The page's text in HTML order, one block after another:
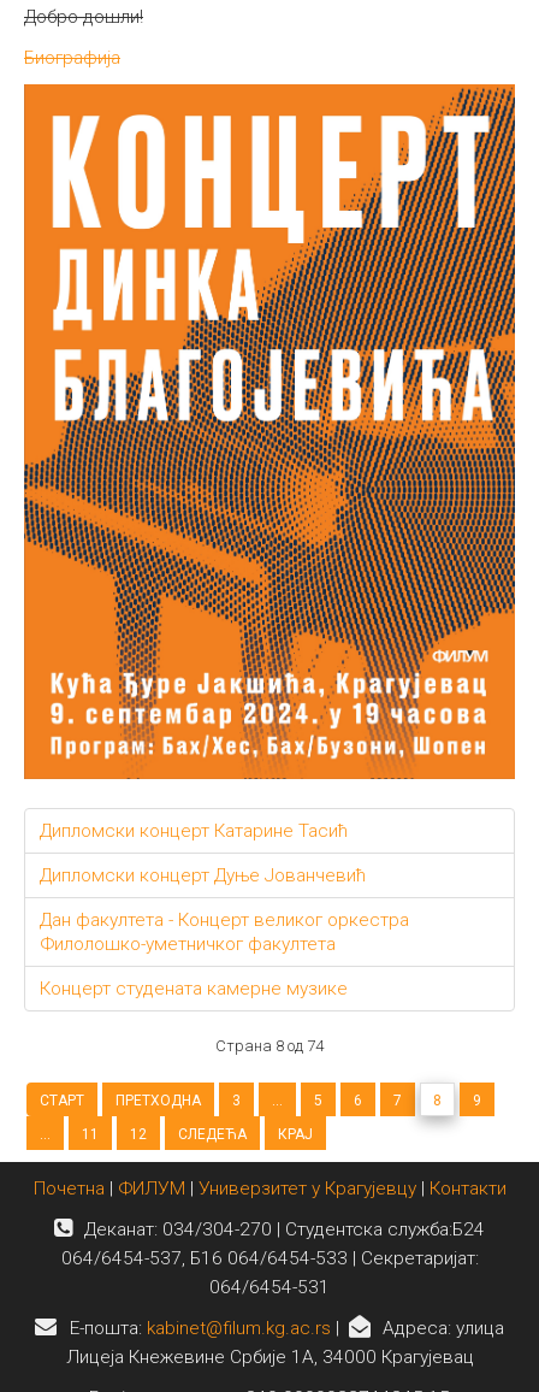
Добро дошли!
Биографија
Дипломски концерт Катарине Тасић
Дипломски концерт Дуње Јованчевић
Дан факултета - Концерт великог оркестра
Филолошко-уметничког факултета
Концерт студената камерне музике
Страна 8 од 74
СТАРТ ПРЕТХОДНА 3 5 6 7 8
9
11 12 СЛЕДЕЋА КРАЈ
Почетна | ФИЛУМ | Универзитет у Крагујевцу| Контакти
Деканат: 034/304-270 | Студентска служба:Б24
064/6454-537, Б16 064/6454-533 | Секретаријат:
064/6454-531
E-пошта: kabinet@filum.kg.ac.rs |
Адреса: улица
Лицеја Кнежевине Србије 1А, 34000 Крагујевац